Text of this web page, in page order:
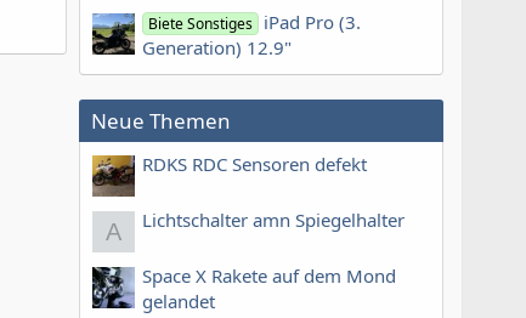
Biete Sonstiges iPad Pro (3.
Generation) 12.9"
Neue Themen
RDKS RDC Sensoren defekt
A Lichtschalter amn Spiegelhalter
Space X Rakete auf dem Mond
gelandet